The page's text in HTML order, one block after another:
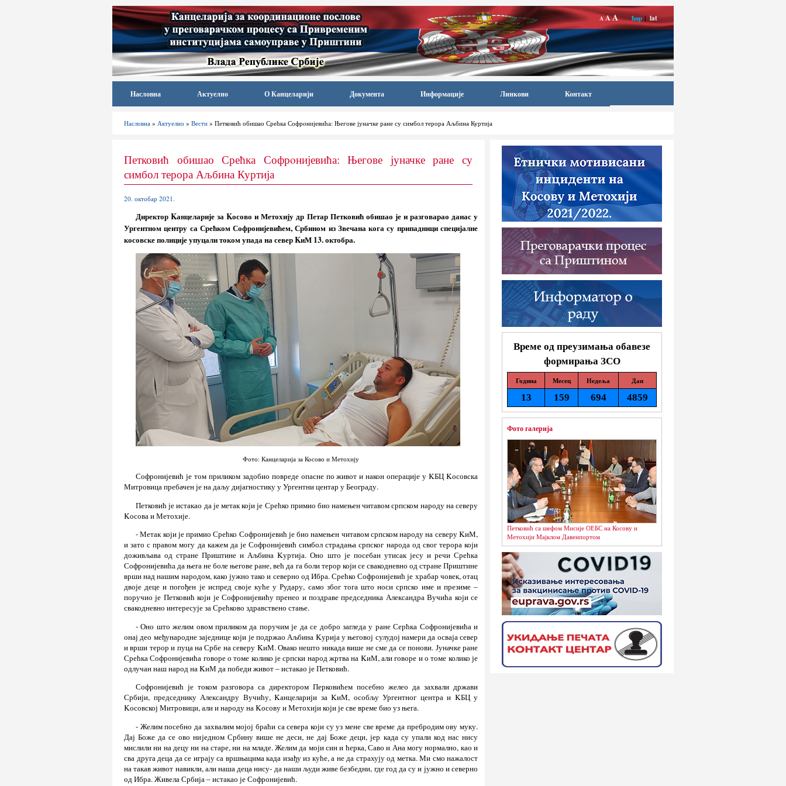
A AA ћир|lat
Насловна Актуелно О Канцеларији Документа Информације Линкови Контакт
Насловна » Актуелно » Вести » Петковић обишао Срећка Софрoнијевића: Његове јуначке ране су симбол терора Аљбина Куртија
Време од преузимања обавезе
формирања ЗСО
Година Месец Недеља Дан
13 159 694 4859
Фото галерија
Петковић са шефом Мисије ОЕБС на Косову и
Метохији Мајклом Давенпортом
Петковић обишао Срећка Софрoнијевића: Његове јуначке ране су
симбол терора Аљбина Куртија
20. октобар 2021.
Директор Kанцеларије за Kосово и Метохију др Петар Петковић обишао је и разговарао данас у
Ургентном центру са Срећком Софронијевићем, Србином из Звечана кога су припадници специјалне
косовске полиције упуцали током упада на север KиМ 13. октобра.
Фото: Канцеларија за Косово и Метохију
Софронијевић је том приликом задобио повреде опасне по живот и након операције у KБЦ Kосовска
Митровица пребачен је на даљу дијагностику у Ургентни центар у Београду.
Петковић је истакао да је метак који је Срећко примио био намењен читавом српском народу на северу
Kосова и Метохије.
- Метак који је примио Срећко Софронијевић је био намењен читавом српском народу на северу KиМ,
и зато с правом могу да кажем да је Софронијевић симбол страдања српског народа од свог терора који
доживљава од стране Приштине и Аљбина Kуртија. Оно што је посебан утисак јесу и речи Срећка
Софронијевићa да њега не боле његове ране, већ да га боли терор који се свакодневно од стране Приштине
врши над нашим народом, како јужно тако и северно од Ибра. Срећко Софронијевић је храбар човек, отац
двоје деце и погођен је испред своје куће у Рудару, само због тога што носи српско име и презиме –
поручио је Петковић који је Софронијевићу пренео и поздраве председника Александра Вучића који се
свакодневно интересује за Срећково здравствено стање.
- Оно што желим овом приликом да поручим је да се добро загледа у ране Серћка Софронијевића и
онај део међународне заједнице који је подржао Аљбина Kурија у његовој сулудој намери да осваја север
и врши терор и пуца на Србе на северу KиМ. Овако нешто никада више не сме да се понови. Јуначке ране
Срећка Софронијевића говоре о томе колико је српски народ жртва на KиМ, али говоре и о томе колико је
одлучан наш народ на KиМ да победи живот – истакао је Петковић.
Софронијевић је током разговора са директором Перковићем посебно желео да захвали држави
Србији, председнику Александру Вучићу, Kанцеларији за KиМ, особљу Ургентног центра и KБЦ у
Kосовској Митровици, али и народу на Kосову и Метохији који је све време био уз њега.
- Желим посебно да захвалим мојој браћи са севера који су уз мене све време да пребродим ову муку.
Дај Боже да се ово ниједном Србину више не деси, не дај Боже деци, јер када су упали код нас нису
мислили ни на децу ни на старе, ни на младе. Желим да моји син и ћерка, Саво и Ана могу нормално, као и
сва друга деца да се играју са вршњацима када изађу из куће, а не да страхују од метка. Ми смо нажалост
на такав живот навикли, али наша деца нису- да наши људи живе безбедни, где год да су и јужно и северно
од Ибра. Живела Србија – истакао је Софронијевић.